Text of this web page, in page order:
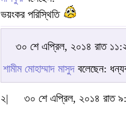
ভয়ংকর পরিস্থিতি
৩০ শে এপ্রিল, ২০১৪ রাত
শামীম মোহাম্মাদ মাসুদ বলেছেন:
২|
৩০ শে এপ্রিল, ২০১৪ রাত